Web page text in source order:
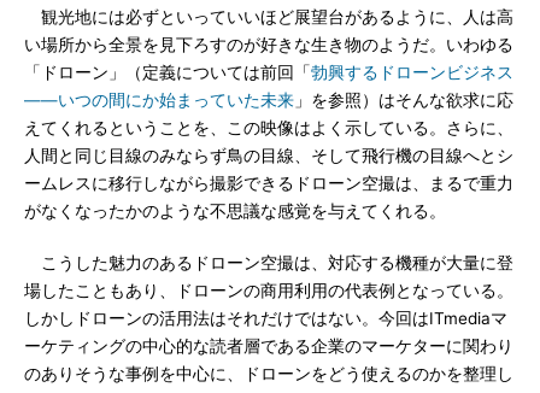
観光地には必ずといっていいほど展望台があるように、人は高
い場所から全景を見下ろすのが好きな生き物のようだ。いわゆる
「ドローン」（定義については前回「勃興するドローンビジネス
――いつの間にか始まっていた未来 」を参照）はそんな欲求に応
えてくれるということを、この映像はよく示している。さらに、
人間と同じ目線のみならず鳥の目線、そして飛行機の目線へとシ
ームレスに移行しながら撮影できるドローン空撮は、まるで重力
がなくなったかのような不思議な感覚を与えてくれる。
こうした魅力のあるドローン空撮は、対応する機種が大量に登
場したこともあり、ドローンの商用利用の代表例となっている。
しかしドローンの活用法はそれだけではない。今回はITmediaマ
ーケティングの中心的な読者層である企業のマーケターに関わり
のありそうな事例を中心に、ドローンをどう使えるのかを整理し